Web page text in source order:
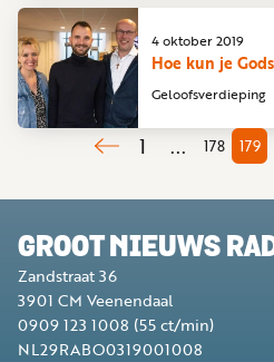
Geloofsverdieping
Hoe kun je
4 oktober 2019
1 ... 178 179
GROOT NIEUWS
Zandstraat 36
3901 CM Veenendaal
0909 123 1008 (55 ct/min)
NL29RABO0319001008